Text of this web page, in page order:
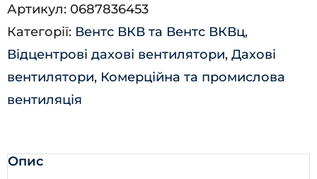
450
кількість
Артикул: 0687836453
Категорії: Вентс ВКВ та Вентс ВКВц,
Відцентрові дахові вентилятори, Дахові
вентилятори, Комерційна та промислова
вентиляція
Опис